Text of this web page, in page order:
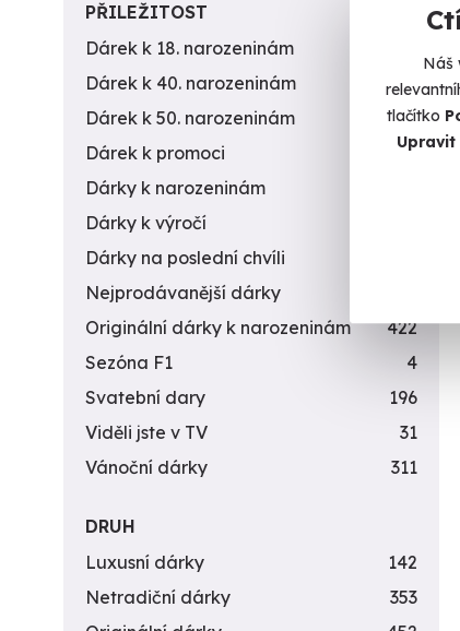
Náš
tlačítko
Upravit
PŘILEŽITOST
Dárek k 18. narozeninám
Dárek k 40. narozeninám
453
Dárek k 50. narozeninám
378
Dárek k promoci
245
Dárky k narozeninám
Dárky k výročí
Dárky na poslední chvíli
Nejprodávanější dárky
Originální dárky k narozeninám
422
Sezóna F1
4
Svatební dary
196
Viděli jste v TV
31
Vánoční dárky
311
DRUH
Luxusní dárky
142
Netradiční dárky
353